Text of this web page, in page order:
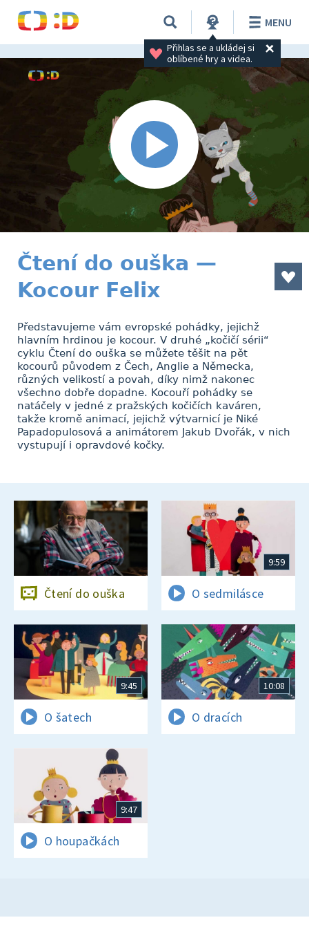
Přihlas se a ukládej si
oblíbené hry a videa.
MENU
Čtení do ouška —
Kocour Felix
Představujeme vám evropské pohádky, jejichž
hlavním hrdinou je kocour. V druhé „kočičí sérii“
cyklu Čtení do ouška se můžete těšit na pět
kocourů původem z Čech, Anglie a Německa,
různých velikostí a povah, díky nimž nakonec
všechno dobře dopadne. Kocouří pohádky se
natáčely v jedné z pražských kočičích kaváren,
takže kromě animací, jejichž výtvarnicí je Niké
Papadopulosová a animátorem Jakub Dvořák, v nich
vystupují i opravdové kočky.
Čtení do ouška
9:59
O sedmilásce
9:45
O šatech
10:08
O dracích
9:47
O houpačkách